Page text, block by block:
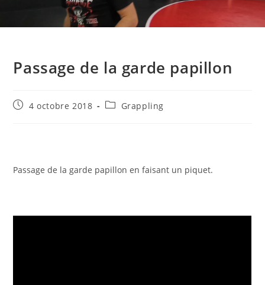
Passage de la garde papillon
Publication
4 octobre 2018
PostGrappling
Passage de la garde papillon en faisant un piquet.